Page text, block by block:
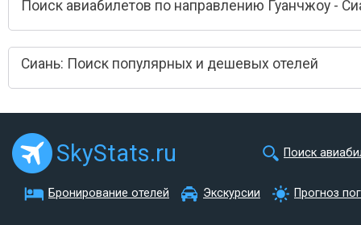
Поиск авиабилетов по направлению Гуанчжоу -
Сиань: Поиск популярных и дешевых отелей
SkyStats.ru Поиск
Бронирование отелей Экскурсии Прогноз